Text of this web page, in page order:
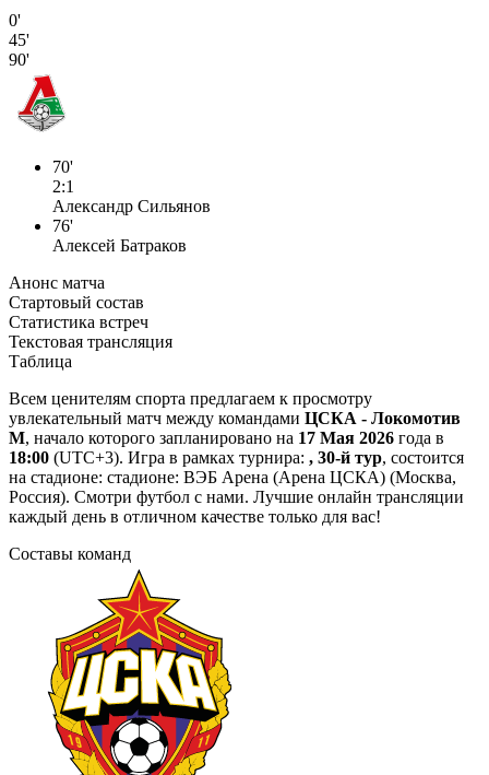
0'
45'
90'
70'
2:1
Александр Сильянов
76'
Алексей Батраков
Анонс матча
Стартовый состав
Статистика встреч
Текстовая трансляция
Таблица
Всем ценителям спорта предлагаем к просмотру
увлекательный матч между командами ЦСКА - Локомотив
М, начало которого запланировано на 17 Мая 2026 года в
18:00 (UTC+3). Игра в рамках турнира: , 30-й тур, состоится
на стадионе: стадионе: ВЭБ Арена (Арена ЦСКА) (Москва,
Россия). Смотри футбол с нами. Лучшие онлайн трансляции
каждый день в отличном качестве только для вас!
Составы команд